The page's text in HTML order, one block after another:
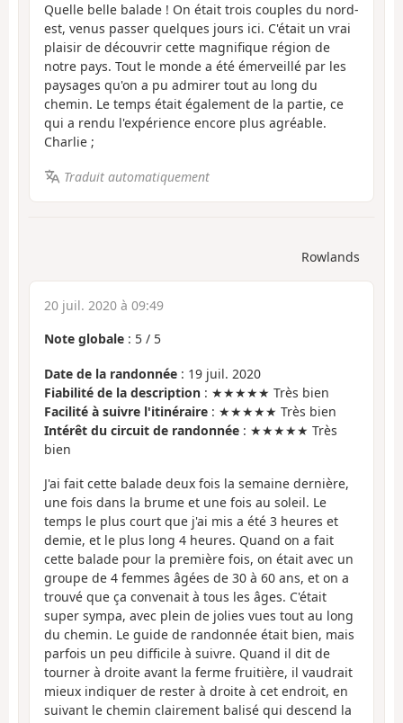
Quelle belle balade ! On était trois couples du nord-
est, venus passer quelques jours ici. C'était un vrai
plaisir de découvrir cette magnifique région de
notre pays. Tout le monde a été émerveillé par les
paysages qu'on a pu admirer tout au long du
chemin. Le temps était également de la partie, ce
qui a rendu l'expérience encore plus agréable.
Charlie ;
Traduit automatiquement
Rowlands
20 juil. 2020 à 09:49
Note globale : 5 / 5
Date de la randonnée : 19 juil. 2020
Fiabilité de la description : ★★★★★ Très bien
Facilité à suivre l'itinéraire : ★★★★★ Très bien
Intérêt du circuit de randonnée : ★★★★★ Très
bien
J'ai fait cette balade deux fois la semaine dernière,
une fois dans la brume et une fois au soleil. Le
temps le plus court que j'ai mis a été 3 heures et
demie, et le plus long 4 heures. Quand on a fait
cette balade pour la première fois, on était avec un
groupe de 4 femmes âgées de 30 à 60 ans, et on a
trouvé que ça convenait à tous les âges. C'était
super sympa, avec plein de jolies vues tout au long
du chemin. Le guide de randonnée était bien, mais
parfois un peu difficile à suivre. Quand il dit de
tourner à droite avant la ferme fruitière, il vaudrait
mieux indiquer de rester à droite à cet endroit, en
suivant le chemin clairement balisé qui descend la